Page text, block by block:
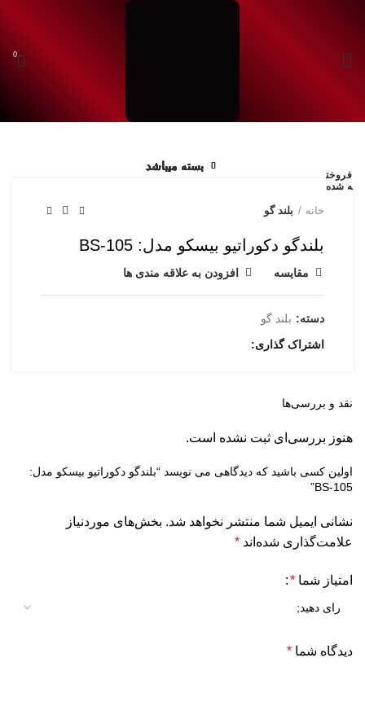
0
خانه بلند گو
بلندگو دکوراتیو بیسکو مدل: BS-105
مقایسه افزودن به علاقه مندی ها
دسته: بلند گو
اشتراک گذاری
نقد و بررسی‌ها
هنوز بررسی‌ای ثبت نشده است.
اولین کسی باشید که دیدگاهی می نویسد “بلندگو دکوراتیو بیسکو مدل:
BS-105”
نشانی ایمیل شما منتشر نخواهد شد. بخش‌های موردنیاز
علامت‌گذاری شده‌اند *
امتیاز شما *
دیدگاه شما *
بسته میباشد
بسته میباشد
بسته میباشد
بسته میباشد
فروخت
ه شده
بسته میباشد
بسته میباشد
بسته میباشد
بسته میباشد